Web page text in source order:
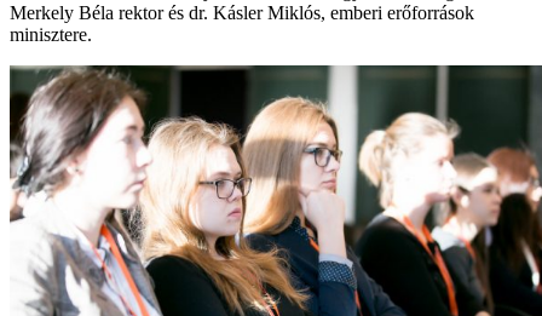
Merkely Béla rektor és dr. Kásler Miklós, emberi erőforrások
minisztere.